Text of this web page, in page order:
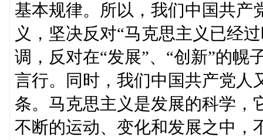
基本规律。所以，我们中国共产
义，坚决反对“马克思主义已经
调，反对在“发展”、“创新”的幌
言行。同时，我们中国共产党人
条。马克思主义是发展的科学，
不断的运动、变化和发展之中，